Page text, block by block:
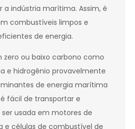
a indústria marítima. Assim, é
combustíveis limpos e
de energia.
ou baixo carbono como
e hidrogênio provavelmente
de energia marítima
fácil de transportar e
usada em motores de
e células de combustível de